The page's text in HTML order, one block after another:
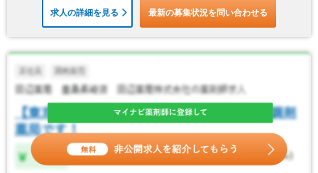
求人の詳細を見る 最新の募集状況を問い合わせる